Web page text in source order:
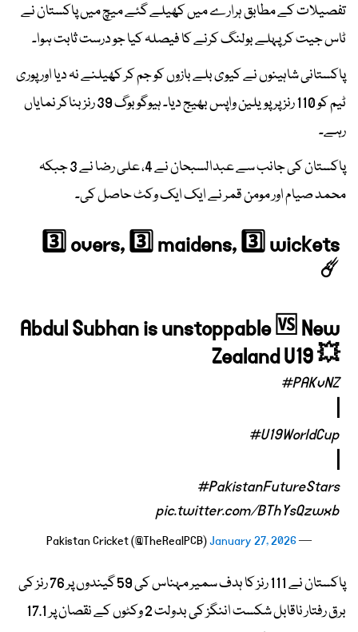
تفصیلات کے مطابق ہرارے میں کھیلے گئے میچ میں پاکستان نے
ٹاس جیت کر پہلے بولنگ کرنے کا فیصلہ کیا جو درست ثابت ہوا۔
پاکستانی شاہینوں نے کیوی بلے بازوں کو جم کر کھیلنے نہ دیا اور پوری
ٹیم کو 110 رنز پر پویلین واپس بھیج دیا۔ ہیوگو بوگ 39 رنز بناکر نمایاں
رہے۔
پاکستان کی جانب سے عبدالسبحان نے 4، علی رضا نے 3 جبکہ
محمد صیام اور مومن قمر نے ایک ایک وکٹ حاصل کی۔
3️⃣ overs, 3️⃣ maidens, 3️⃣ wickets
☄️
Abdul Subhan is unstoppable 🆚 New
Zealand U19 💥
#PAKvNZ
#U19WorldCup
#PakistanFutureStars
pic.twitter.com/BThYsQzwxb
— Pakistan Cricket (@TheRealPCB)
January 27, 2026
پاکستان نے 111 رنز کا ہدف سمیر مہناس کی 59 گیندوں پر 76 رنز کی
برق رفتار ناقابل شکست اننگز کی بدولت 2 وکٹوں کے نقصان پر 17.1